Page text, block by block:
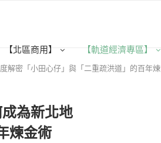
【北區商用】 【軌道經濟專區】
解密「小田心仔」與「二重疏洪道」的百年
為新北地
煉金術